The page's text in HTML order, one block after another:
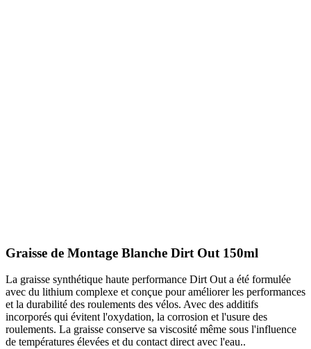
Graisse de Montage Blanche Dirt Out 150ml
La graisse synthétique haute performance Dirt Out a été formulée
avec du lithium complexe et conçue pour améliorer les performances
et la durabilité des roulements des vélos. Avec des additifs
incorporés qui évitent l'oxydation, la corrosion et l'usure des
roulements. La graisse conserve sa viscosité même sous l'influence
de températures élevées et du contact direct avec l'eau..